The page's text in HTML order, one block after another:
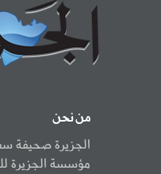
من نحن
الجزيرة صحيفة
مؤسسة الجزيرة